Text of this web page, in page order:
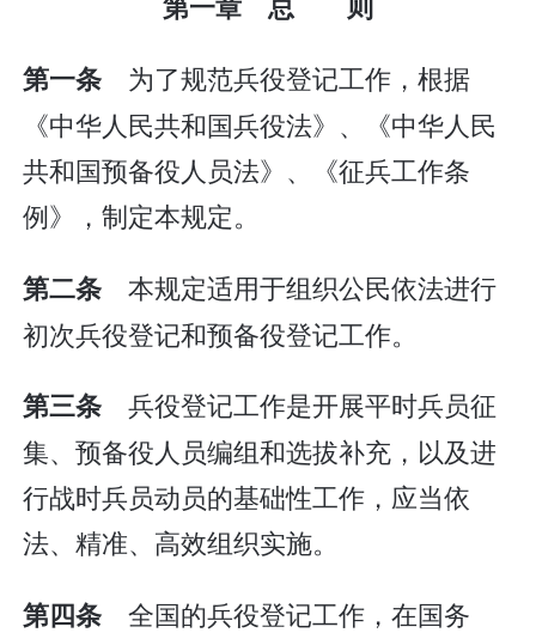
第一条 为了规范兵役登记工作，根据
《中华人民共和国兵役法》、《中华人民
共和国预备役人员法》、《征兵工作条
例》，制定本规定。
第二条本规定适用于组织公民依法进行
初次兵役登记和预备役登记工作。
第三条兵役登记工作是开展平时兵员征
集、预备役人员编组和选拔补充，以及进
行战时兵员动员的基础性工作，应当依
法、精准、高效组织实施。
第四条全国的兵役登记工作，在国务